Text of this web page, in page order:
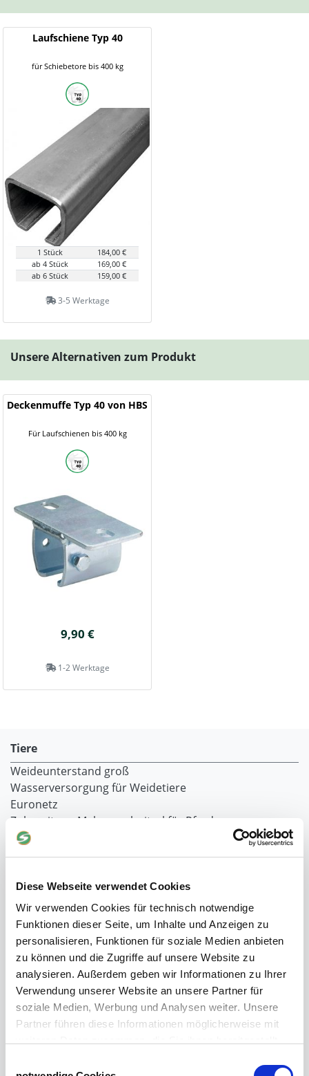
Diese Webseite verwendet Cookies
Wir verwenden Cookies für technisch notwendige
Funktionen dieser Seite, um Inhalte und Anzeigen zu
personalisieren, Funktionen für soziale Medien anbieten
zu können und die Zugriffe auf unsere Website zu
analysieren. Außerdem geben wir Informationen zu Ihrer
Verwendung unserer Website an unsere Partner für
soziale Medien, Werbung und Analysen weiter. Unsere
Partner führen diese Informationen möglicherweise mit
gesammelt haben.
Laufschiene Typ 40
für Schiebetore bis 400 kg
1 Stück
184,00 €
ab 4 Stück
169,00 €
ab 6 Stück
159,00 €
3-5 Werktage
Unsere Alternativen zum Produkt
Deckenmuffe Typ 40 von HBS
Für Laufschienen bis 400 kg
9,90 €
1-2 Werktage
Tiere
Weideunterstand groß
Wasserversorgung für Weidetiere
Euronetz
Zubereitung Melasseschnitzel für Pferde
Hobby-Farming
Grundlagen der Hühnerhaltung
Desinfektionsmittel
Geflügeltränken Ratgeber
Milchfieberprophylaxe
Stallapotheke für Hühner
Saatgut für die Pferdeweide
Windschutzgewebe
Windschutznetze für Reithallen
Galerie Windschutznetze
Windschutznetz für Pferdeführanlagen